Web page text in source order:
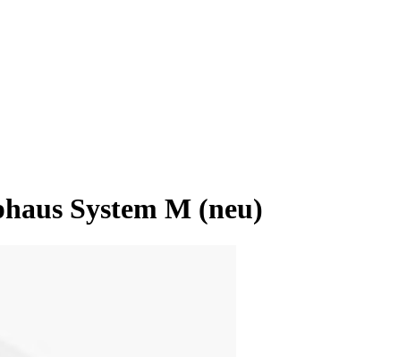
System M (neu)